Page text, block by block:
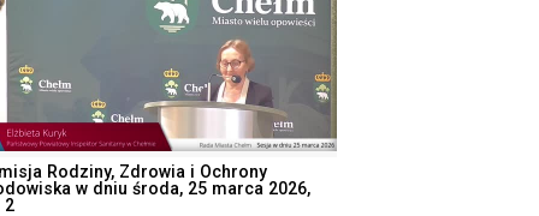
Rodziny, Zdrowia i Ochrony
w dniu środa, 25 marca 2026,
2